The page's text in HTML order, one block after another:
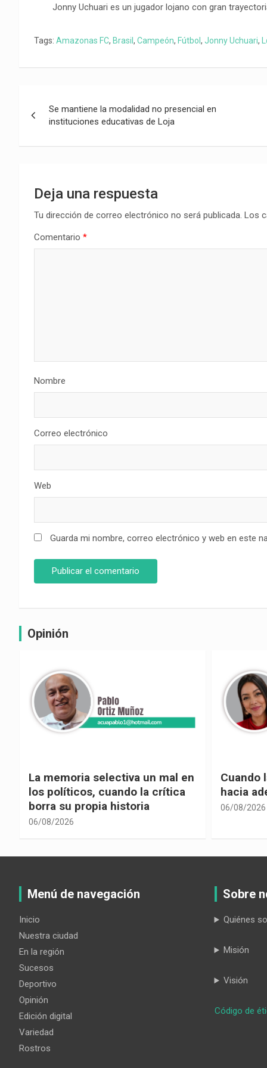
Jonny Uchuari es un jugador lojano con gran
Tags: Amazonas FC, Brasil , Campeón, Fútbol , Jonny Uchuari,
de
entradas
Se mantiene la modalidad no presencial en
instituciones educativas de Loja
Deja una respuesta
Tu dirección de correo electrónico no será publicada. Los
Comentario *
Nombre
Correo electrónico
Web
Guarda mi nombre, correo electrónico y web en este
Opinión
La memoria selectiva un mal en
los políticos, cuando la crítica
borra su propia historia
06/08/2026
Cuando
hacia
06/08/2026
Menú de navegación
Inicio
Nuestra ciudad
En la región
Sucesos
Deportivo
Opinión
Edición digital
Variedad
Rostros
Sobre
Quiénes
Misión
Visión
Código de